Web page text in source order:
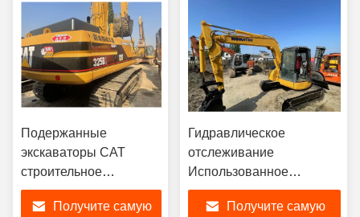
Подержанные
экскаваторы CAT
строительное
оборудование CAT
325bl
Получите самую
Гидравлическое
отслеживание
Использованное
оборудование Komatsu
экскаваторы земляные
Получите самую